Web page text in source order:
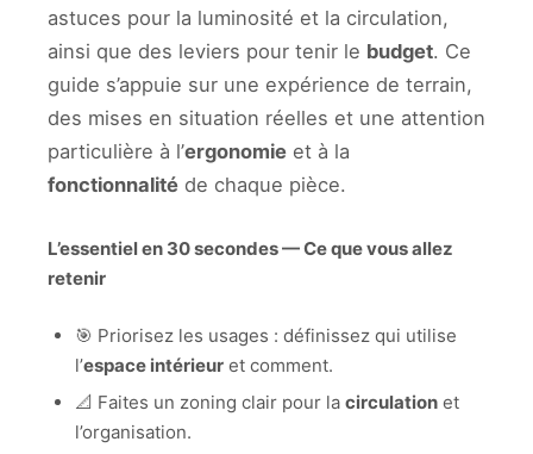
astuces pour la luminosité et la circulation,
ainsi que des leviers pour tenir le budget. Ce
guide s’appuie sur une expérience de terrain,
des mises en situation réelles et une attention
particulière à l’ergonomie et à la
fonctionnalité de chaque pièce.
L’essentiel en 30 secondes — Ce que vous allez
retenir
🎯 Priorisez les usages : définissez qui utilise
l’espace intérieuret comment.
📐 Faites un zoning clair pour la circulationet
l’organisation.